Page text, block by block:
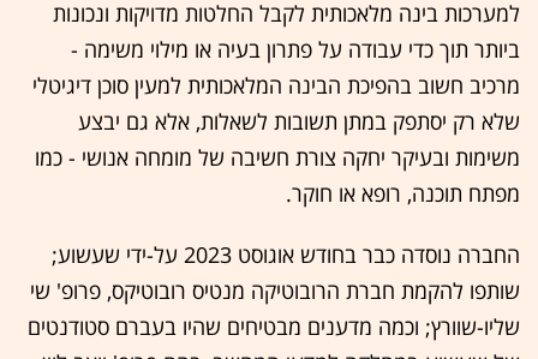
למערכות בינה מלאכותית לקבל החלטות מדויקות ונכונות
ביותר תוך כדי עבודה על פתרון בעיה או מילוי משימה -
מרכיב חשוב בהפיכת הבינה המלאכותית למעין סוכן דיגיטלי
שלא רק יסתפק במתן תשובות לשאלות, אלא גם יבצע
משימות ובעיקר יחקה צורת חשיבה של מומחה אנושי - כמו
מפתח תוכנה, רופא או חוקר.
החברה נוסדה כבר בחודש אוגוסט 2023 על-ידי שעשוע;
שותפו להקמת חברת הרובוטיקה מנטיס רובוטיקס, פרופ' שי
שליו-שוורץ; וכמה מדענים מבטיחים שהיו בעברם סטודנטים